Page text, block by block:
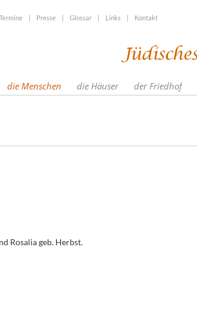
Termine | Presse | Glossar | Links | Kontakt
die Menschen die Häuser der Friedhof
Rosalia geb. Herbst.